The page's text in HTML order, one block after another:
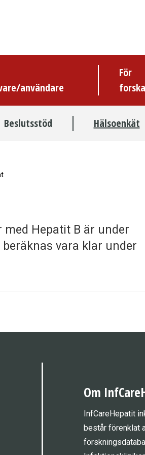
användare
För
Beslutsstöd Hälsoenkät
Hepatit B är under
vara klar under
Om
InfCareHepatit
består förenklat